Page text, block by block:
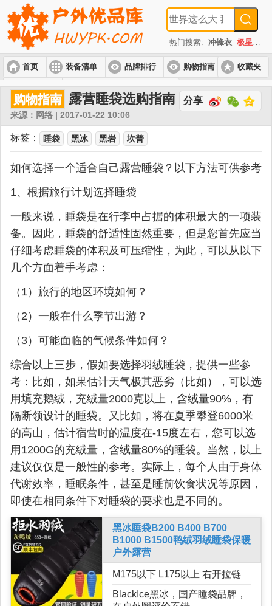
热门搜索: 冲锋衣 极星
首页 装备清单 品牌排行 购物指南
入门套装 进阶套装 高端套装
收藏夹
购物指南 露营睡袋选购指南 分享
来源：网络 | 2017-01-22 10:06
标签： 睡袋 黑冰 黑岩 坎普
如何选择一个适合自己露营睡袋？以下方法可供参考
1、根据旅行计划选择睡袋
一般来说，睡袋是在行李中占据的体积最大的一项装
备。因此，睡袋的舒适性固然重要，但是您首先应当
仔细考虑睡袋的体积及可压缩性，为此，可以从以下
几个方面着手考虑：
（1）旅行的地区环境如何？
（2）一般在什么季节出游？
（3）可能面临的气候条件如何？
综合以上三步，假如要选择羽绒睡袋，提供一些参
考：比如，如果估计天气极其恶劣（比如），可以选
用填充鹅绒，充绒量2000克以上，含绒量90%，有
隔断领设计的睡袋。又比如，将在夏季攀登6000米
的高山，估计宿营时的温度在-15度左右，您可以选
用1200G的充绒量，含绒量80%的睡袋。当然，以上
建议仅仅是一般性的参考。实际上，每个人由于身体
代谢效率，睡眠条件，甚至是睡前饮食状况等原因，
即使在相同条件下对睡袋的要求也是不同的。
黑冰睡袋B200 B400 B700
B1000 B1500鸭绒羽绒睡袋保暖
户外露营
M175以下 L175以上 右开拉链
BlackIce黑冰，国产睡袋品牌，